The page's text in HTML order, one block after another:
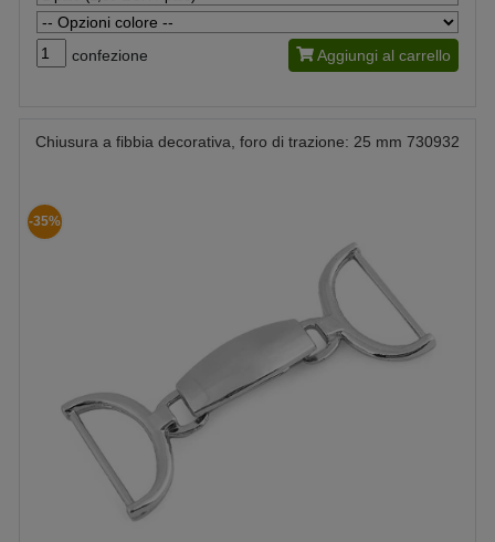
confezione Aggiungi al carrello
Chiusura a fibbia decorativa, foro di trazione: 25 mm 730932
-35%